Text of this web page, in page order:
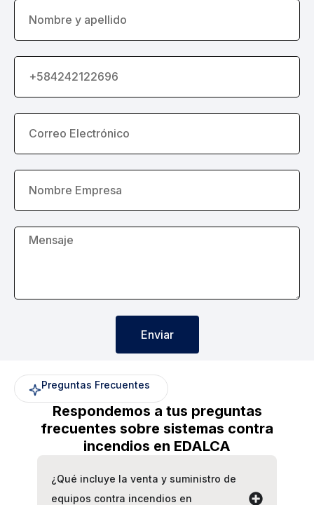
Enviar
Preguntas Frecuentes
Respondemos a tus preguntas
frecuentes sobre sistemas contra
incendios en EDALCA
¿Qué incluye la venta y suministro de
equipos contra incendios en